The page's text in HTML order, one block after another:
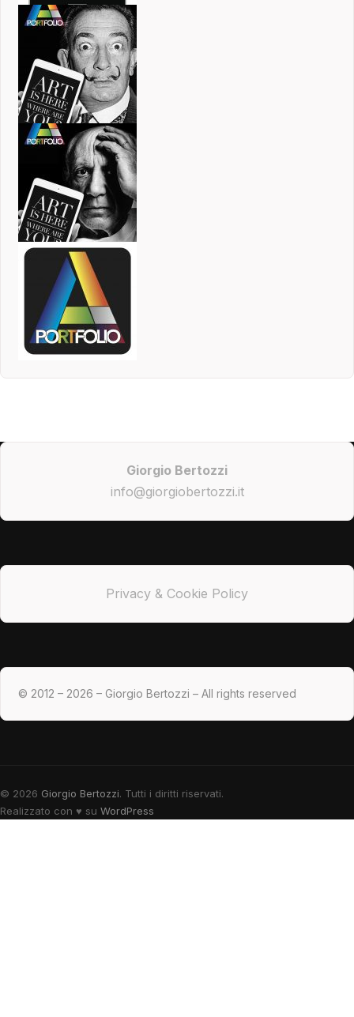
Giorgio Bertozzi
info@giorgiobertozzi.it
Privacy & Cookie Policy
© 2012 – 2026 – Giorgio Bertozzi – All rights reserved
© 2026 Giorgio Bertozzi. Tutti i diritti riservati.
Realizzato con ♥ su WordPress